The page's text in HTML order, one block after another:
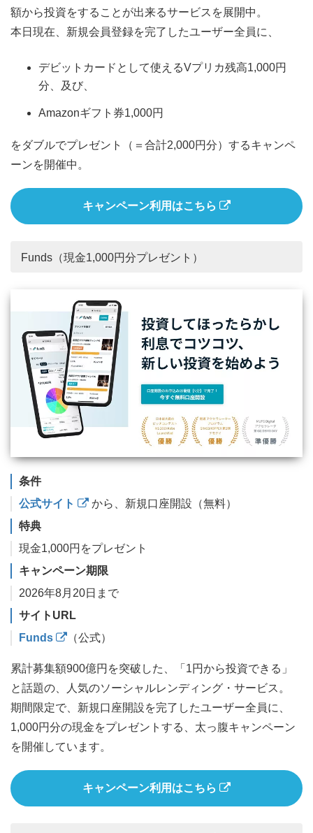
額から投資をすることが出来るサービスを展開中。
本日現在、新規会員登録を完了したユーザー全員に、
デビットカードとして使えるVプリカ残高1,000円
分、及び、
Amazonギフト券1,000円
をダブルでプレゼント（＝合計2,000円分）するキャンペ
ーンを開催中。
キャンペーン利用はこちら
Funds（現金1,000円分プレゼント）
条件
公式サイト
から、新規口座開設（無料）
特典
現金1,000円をプレゼント
キャンペーン期限
2026年8月20日まで
サイトURL
Funds
（公式）
累計募集額900億円を突破した、「1円から投資できる」
と話題の、人気のソーシャルレンディング・サービス。
期間限定で、新規口座開設を完了したユーザー全員に、
1,000円分の現金をプレゼントする、太っ腹キャンペーン
を開催しています。
キャンペーン利用はこちら